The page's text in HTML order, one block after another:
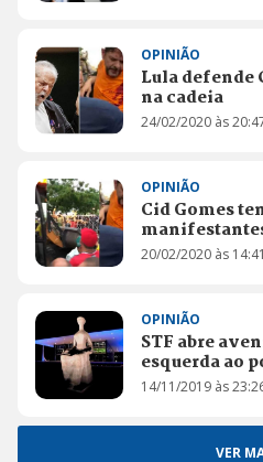
OPINIÃO
Lula defende
na cadeia
24/02/2020 às
OPINIÃO
Cid Gomes
20/02/2020 às 14:41
OPINIÃO
STF abre
esquerda ao
14/11/2019 às
VER